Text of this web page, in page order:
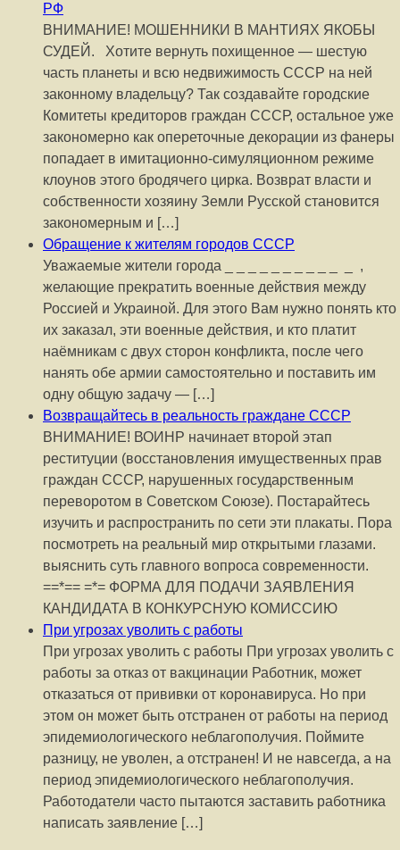
РФ
ВНИМАНИЕ! МОШЕННИКИ В МАНТИЯХ ЯКОБЫ
СУДЕЙ. Хотите вернуть похищенное — шестую
часть планеты и всю недвижимость СССР на ней
законному владельцу? Так создавайте городские
Комитеты кредиторов граждан СССР, остальное уже
закономерно как опереточные декорации из фанеры
попадает в имитационно-симуляционном режиме
клоунов этого бродячего цирка. Возврат власти и
собственности хозяину Земли Русской становится
закономерным и […]
Обращение к жителям городов СССР
Уважаемые жители города _ _ _ _ _ _ _ _ _ _ _ ,
желающие прекратить военные действия между
Россией и Украиной. Для этого Вам нужно понять кто
их заказал, эти военные действия, и кто платит
наёмникам с двух сторон конфликта, после чего
нанять обе армии самостоятельно и поставить им
одну общую задачу — […]
Возвращайтесь в реальность граждане СССР
ВНИМАНИЕ! ВОИНР начинает второй этап
реституции (восстановления имущественных прав
граждан СССР, нарушенных государственным
переворотом в Советском Союзе). Постарайтесь
изучить и распространить по сети эти плакаты. Пора
посмотреть на реальный мир открытыми глазами.
выяснить суть главного вопроса современности.
==*== =*= ФОРМА ДЛЯ ПОДАЧИ ЗАЯВЛЕНИЯ
КАНДИДАТА В КОНКУРСНУЮ КОМИССИЮ
При угрозах уволить с работы
При угрозах уволить с работы При угрозах уволить с
работы за отказ от вакцинации Работник, может
отказаться от прививки от коронавируса. Но при
этом он может быть отстранен от работы на период
эпидемиологического неблагополучия. Поймите
разницу, не уволен, а отстранен! И не навсегда, а на
период эпидемиологического неблагополучия.
Работодатели часто пытаются заставить работника
написать заявление […]